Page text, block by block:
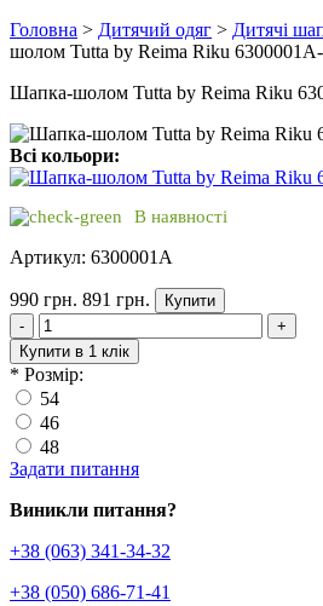
Головна > Дитячий одяг > Дитячі
шолом Tutta by Reima Riku
Шапка-шолом Tutta by Reima Riku
Всі кольори:
В наявності
Артикул: 6300001A
990 грн. 891 грн.
Купити
-
+
Купити в 1 клік
* Розмір:
54
46
48
Задати питання
Виникли питання?
+38 (063) 341-34-32
+38 (050) 686-71-41